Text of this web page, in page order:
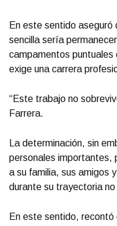
En este sentido aseguró
sencilla sería
campamentos puntuales
exige una carrera
“Este trabajo no
Farrera.
La determinación, sin
personales importantes,
a su familia, sus amigos
durante su trayectoria no
En este sentido,